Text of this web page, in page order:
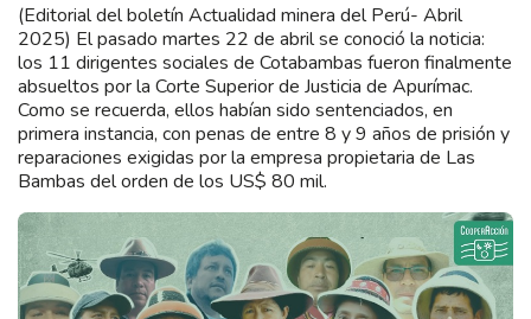
(Editorial del boletín Actualidad minera del Perú- Abril
2025) El pasado martes 22 de abril se conoció la noticia:
los 11 dirigentes sociales de Cotabambas fueron finalmente
absueltos por la Corte Superior de Justicia de Apurímac.
Como se recuerda, ellos habían sido sentenciados, en
primera instancia, con penas de entre 8 y 9 años de prisión y
reparaciones exigidas por la empresa propietaria de Las
Bambas del orden de los US$ 80 mil.